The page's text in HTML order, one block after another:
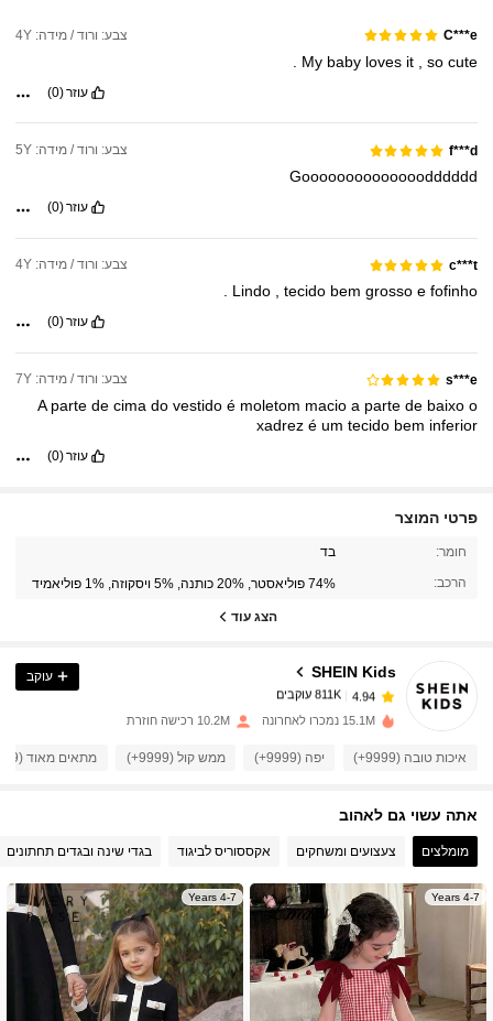
C***e צבע: ורוד / מידה: 4Y
My baby loves it so cute
עוזר(0)
f***d צבע: ורוד / מידה: 5Y
Goooooooooooooodddddd
עוזר(0)
c***t צבע: ורוד / מידה: 4Y
Lindo , tecido bem grosso e fofinho
.
עוזר(0)
s***e צבע: ורוד / מידה: 7Y
Aparte de cima do vestido é moletom macio a parte de baixo o
xadrez é um tecido bem inferior
עוזר(0)
פרטי המוצר
חומר: בד
הרכב: 74% פוליאסטר, 20% כותנה, 5% ויסקוזה, 1% פוליאמיד
הצג עוד
SHEIN Kids
811K עוקבים
b***lשילםלפני יום אחד
4.94
4.94 811K עוקבים
4.94 811K עוקבים
4.94 811K עוקבים
עוקב
15.1M נמכרו לאחרונה 10.2M רכישה חוזרת
איכות טובה (9999+) יפה (9999+) ממש קול (9999+) מתאים מאוד (9999+)
אתה עשוי גם לאהוב
מומלצים צעצועים ומשחקים אקססוריס לביגוד בגדי שינה ובגדים תחתונים
4-7 Years
4-7 Years